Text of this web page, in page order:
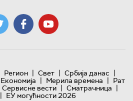
Регион | Свет | Србија данас |
Економија | Мерила времена | Рат
Сервисне вести | Сматрачница |
| ЕУ могућности 2026